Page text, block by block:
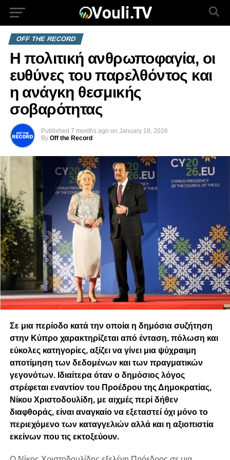
OFF THE RECORD
Η πολιτική ανθρωποφαγία, οι
ευθύνες του παρελθόντος και
η ανάγκη θεσμικής
σοβαρότητας
Published 7 months ago on January 19, 2026
By Off the Record
Σε μια περίοδο κατά την οποία η δημόσια συζήτηση
στην Κύπρο χαρακτηρίζεται από ένταση, πόλωση και
εύκολες κατηγορίες, αξίζει να γίνει μια ψύχραιμη
αποτίμηση των δεδομένων και των πραγματικών
γεγονότων. Ιδιαίτερα όταν ο δημόσιος λόγος
στρέφεται εναντίον του Προέδρου της Δημοκρατίας,
Νίκου Χριστοδουλίδη, με αιχμές περί δήθεν
διαφθοράς, είναι αναγκαίο να εξεταστεί όχι μόνο το
περιεχόμενο των καταγγελιών αλλά και η αξιοπιστία
εκείνων που τις εκτοξεύουν.